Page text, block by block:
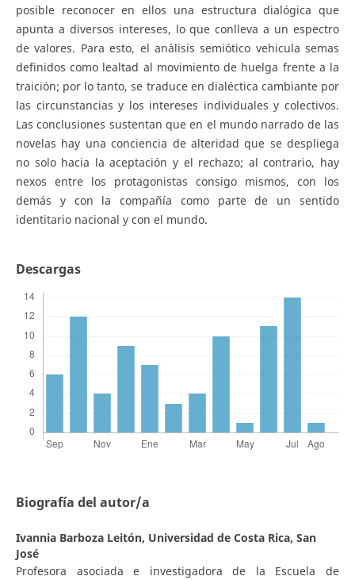
posible reconocer en ellos una estructura dialógica que
apunta a diversos intereses, lo que conlleva a un espectro
de valores. Para esto, el análisis semiótico vehicula semas
definidos como lealtad al movimiento de huelga frente a la
traición; por lo tanto, se traduce en dialéctica cambiante por
las circunstancias y los intereses individuales y colectivos.
Las conclusiones sustentan que en el mundo narrado de las
novelas hay una conciencia de alteridad que se despliega
no solo hacia la aceptación y el rechazo; al contrario, hay
nexos entre los protagonistas consigo mismos, con los
demás y con la compañía como parte de un sentido
identitario nacional y con el mundo.
Descargas
Biografía del autor/a
Ivannia Barboza Leitón, Universidad de Costa Rica, San
José
Profesora asociada e investigadora de la Escuela de